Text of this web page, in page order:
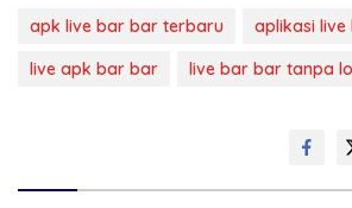
apk live bar bar terbaru
aplikasi
live apk bar bar
live bar bar tanpa